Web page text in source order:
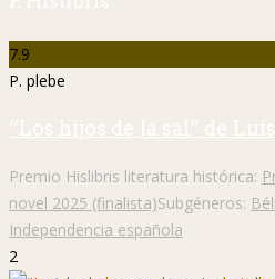
7.9
P. plebe
“Los hijos de la sal” de
Premio Hislibris literatura histórica:
novel 2025 (finalista)Subgéneros:
Independencia española
2